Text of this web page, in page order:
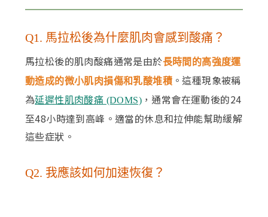
Q1. 馬拉松後為什麼肌肉會感到酸痛？
馬拉松後的肌肉酸痛通常是由於長時間的高強度運
動造成的微小肌肉損傷和乳酸堆積 。這種現象被稱
為延遲性肌肉酸痛 (DOMS) ，通常會在運動後的24
至48小時達到高峰。適當的休息和拉伸能幫助緩解
這些症狀。
Q2. 我應該如何加速恢復？